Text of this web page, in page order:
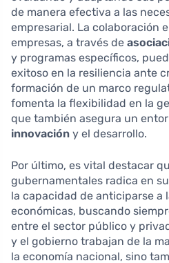
de manera efectiva a las
empresarial. La colaboración
empresas, a través de
y programas específicos,
exitoso en la resiliencia ante
formación de un marco
fomenta la flexibilidad en la
que también asegura un
innovación y el desarrollo.
Por último, es vital destacar
gubernamentales radica en
la capacidad de anticiparse a
económicas, buscando
entre el sector público y
y el gobierno trabajan de la
la economía nacional, sino